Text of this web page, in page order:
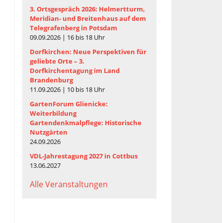
3. Ortsgespräch 2026: Helmertturm,
Meridian- und Breitenhaus auf dem
Telegrafenberg in Potsdam
09.09.2026 | 16 bis 18 Uhr
Dorfkirchen: Neue Perspektiven für
geliebte Orte – 3.
Dorfkirchentagung im Land
Brandenburg
11.09.2026 | 10 bis 18 Uhr
GartenForum Glienicke:
Weiterbildung
Gartendenkmalpflege: Historische
Nutzgärten
24.09.2026
VDL-Jahrestagung 2027 in Cottbus
13.06.2027
Alle Veranstaltungen